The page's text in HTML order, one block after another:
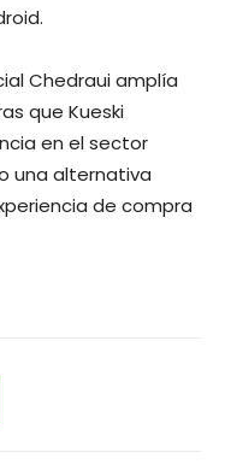
Chedraui amplía
que Kueski
en el sector
una alternativa
de compra